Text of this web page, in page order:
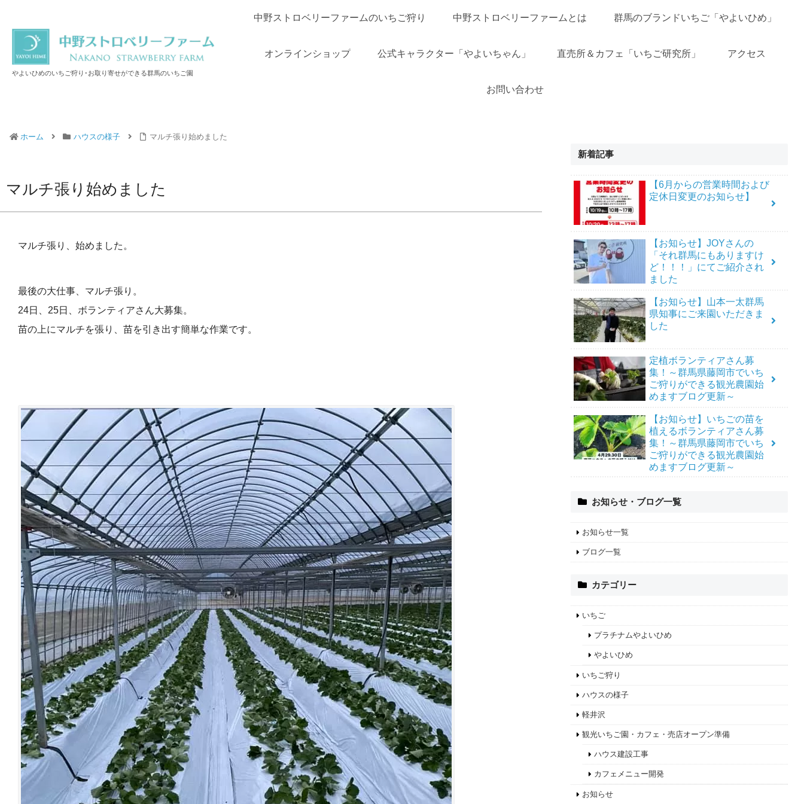
やよいひめのいちご狩り･お取り寄せができる群馬のいちご園
中野ストロベリーファームのいちご狩り 中野ストロベリーファームとは 群馬のブランドいちご「やよいひめ」
オンラインショップ 公式キャラクター「やよいちゃん」 直売所＆カフェ「いちご研究所」 アクセス
お問い合わせ
ホーム ハウスの様子 マルチ張り始めました
マルチ張り始めました
マルチ張り、始めました。
最後の大仕事、マルチ張り。
24日、25日、ボランティアさん大募集。
苗の上にマルチを張り、苗を引き出す簡単な作業です。
新着記事
【6月からの営業時間および
定休日変更のお知らせ】
【お知らせ】JOYさんの
「それ群馬にもありますけ
ど！！！」にてご紹介され
ました
【お知らせ】山本一太群馬
県知事にご来園いただきま
した
定植ボランティアさん募
集！～群馬県藤岡市でいち
ご狩りができる観光農園始
めますブログ更新～
【お知らせ】いちごの苗を
植えるボランティアさん募
集！～群馬県藤岡市でいち
ご狩りができる観光農園始
めますブログ更新～
お知らせ・ブログ一覧
お知らせ一覧
ブログ一覧
カテゴリー
いちご
プラチナムやよいひめ
やよいひめ
いちご狩り
ハウスの様子
軽井沢
観光いちご園・カフェ・売店オープン準備
ハウス建設工事
カフェメニュー開発
お知らせ